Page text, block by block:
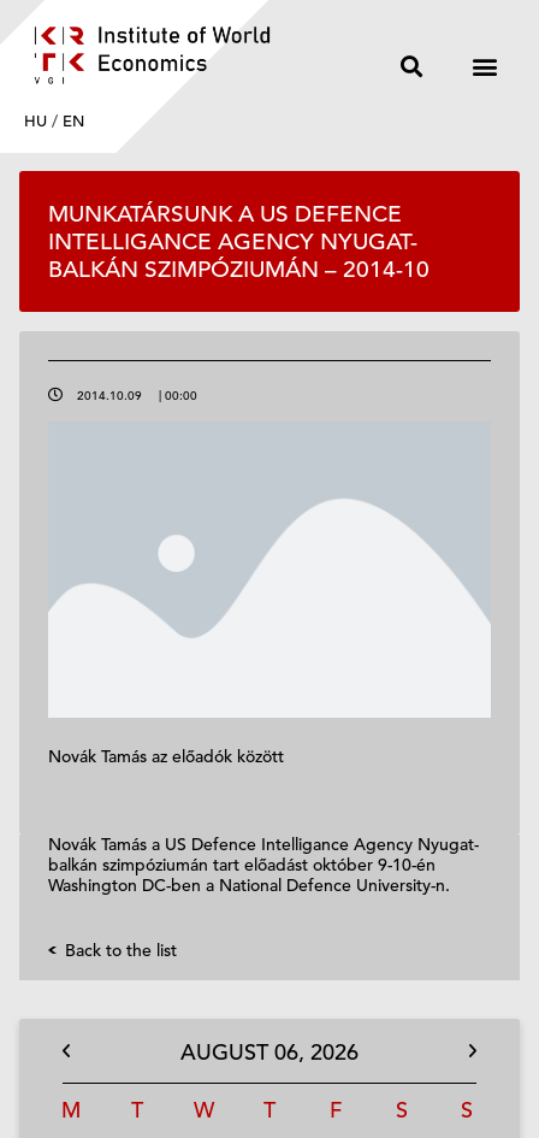
HU / EN
MUNKATÁRSUNK A US DEFENCE
INTELLIGANCE AGENCY NYUGAT-
BALKÁN SZIMPÓZIUMÁN – 2014-10
2014.10.09 | 00:00
Novák Tamás az előadók között
Novák Tamás a US Defence Intelligance Agency Nyugat-
balkán szimpóziumán tart előadást október 9-10-én
Washington DC-ben a National Defence University-n.
Back to the list
AUGUST06, 2026
M T W T F S S